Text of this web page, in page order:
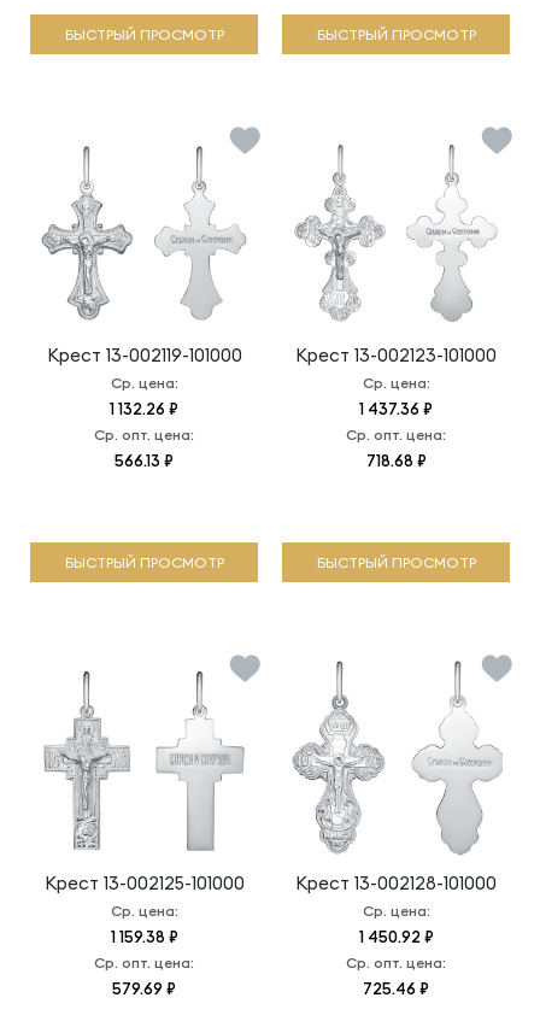
БЫСТРЫЙ ПРОСМОТР БЫСТРЫЙ ПРОСМОТР
Крест 13-002119-101000
Ср. цена:
1 132.26 ₽
Ср. опт. цена:
566.13 ₽
БЫСТРЫЙ ПРОСМОТР
Крест 13-002123-101000
Ср. цена:
1 437.36 ₽
Ср. опт. цена:
718.68 ₽
БЫСТРЫЙ ПРОСМОТР
Крест 13-002125-101000
Ср. цена:
1 159.38 ₽
Ср. опт. цена:
579.69 ₽
Крест 13-002128-101000
Ср. цена:
1 450.92 ₽
Ср. опт. цена:
725.46 ₽